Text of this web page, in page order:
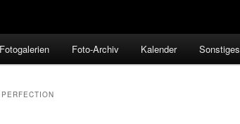
Fotogalerien Foto-Archiv Kalender Sonstiges